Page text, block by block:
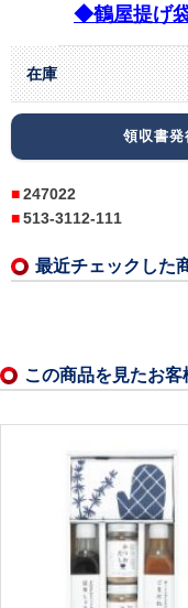
◆鶴屋提げ
在庫
領収書
247022
513-3112-111
最近チェックした
この商品を見たお